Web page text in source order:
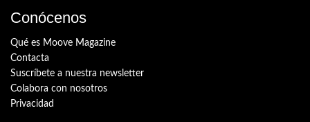
Conócenos
Qué es Moove Magazine
Contacta
Suscríbete a nuestra newsletter
Colabora con nosotros
Privacidad